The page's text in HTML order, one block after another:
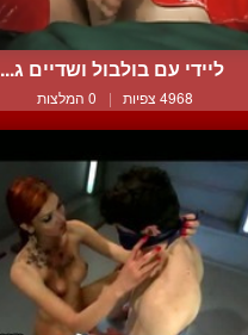
ליידי עם בולבול ושדיים ג...
4968 צפיות | 0 המלצות